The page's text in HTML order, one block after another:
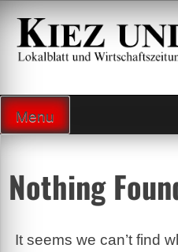
Zum
Inhalt
springen
Menu
Nothing
It seems we can’t find